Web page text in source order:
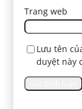
Trang web
Lưu tên
duyệt này